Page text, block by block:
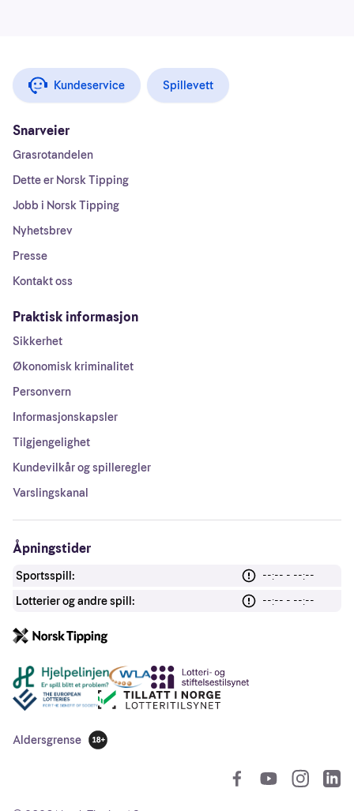
Kundeservice Spillevett
Snarveier
Grasrotandelen
Dette er Norsk Tipping
Jobb i Norsk Tipping
Nyhetsbrev
Presse
Kontakt oss
Praktisk informasjon
Sikkerhet
Økonomisk kriminalitet
Personvern
Informasjonskapsler
Tilgjengelighet
Kundevilkår og spilleregler
Varslingskanal
Åpningstider
Sportsspill:
--:-- - --:--
Lotterier og andre spill:
--:-- - --:--
Andre lenker
Aldersgrense
18 år